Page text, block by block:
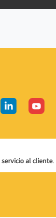
servicio al cliente.